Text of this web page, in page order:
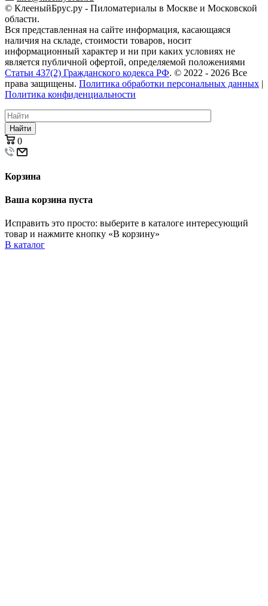
© КлееныйБрус.ру - Пиломатериалы в Москве и Московской
области.
Вся представленная на сайте информация, касающаяся
наличия на складе, стоимости товаров, носит
информационный характер и ни при каких условиях не
является публичной офертой, определяемой положениями
Статьи 437(2) Гражданского кодекса РФ. © 2022 - 2026 Все
права защищены. Политика обработки персональных данных |
Политика конфиденциальности
Найти
0
Корзина
Ваша корзина пуста
Исправить это просто: выберите в каталоге интересующий
товар и нажмите кнопку «В корзину»
В каталог